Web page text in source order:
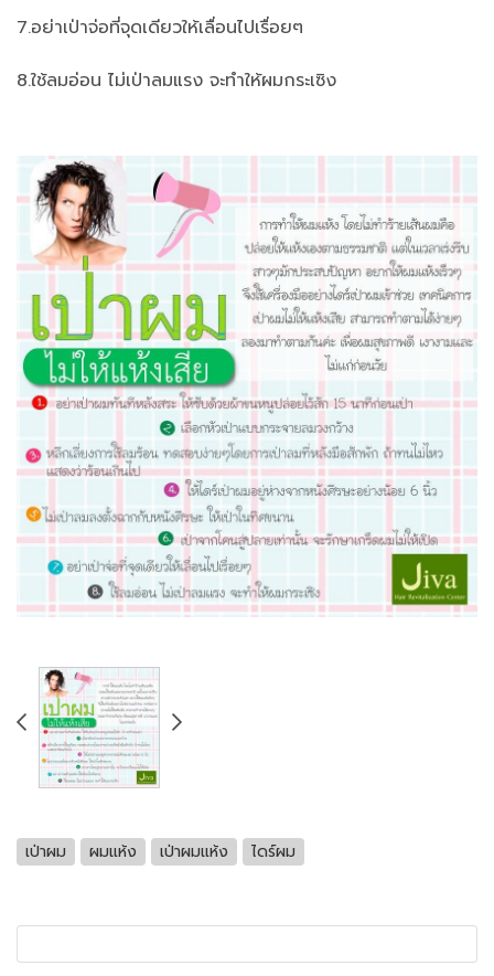
7.อย่าเป่าจ่อที่จุดเดียวให้เลื่อนไปเรื่อยๆ
8.ใช้ลมอ่อน ไม่เป่าลมแรง จะทำให้ผมกระเซิง
เป่าผม ผมแห้ง เป่าผมแห้ง ไดร์ผม